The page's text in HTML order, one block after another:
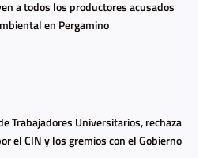
a todos los productores acusados
en Pergamino
Trabajadores Universitarios, rechaza
el CIN y los gremios con el Gobierno